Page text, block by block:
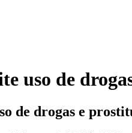
uso de
de drogas e